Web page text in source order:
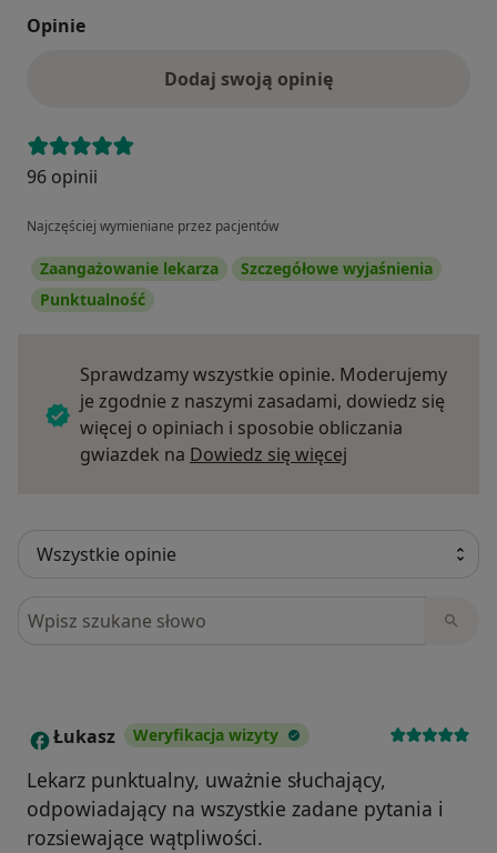
Opinie
Dodaj swoją opinię
96 opinii
Najczęściej wymieniane przez pacjentów
Zaangażowanie lekarza
Szczegółowe wyjaśnienia
Punktualność
Sprawdzamy wszystkie opinie. Moderujemy
je zgodnie z naszymi zasadami, dowiedz się
więcej o opiniach i sposobie obliczania
gwiazdek na Dowiedz się więcej
Szukaj w opiniach
Ł Łukasz Weryfikacja wizyty
Lekarz punktualny, uważnie słuchający,
odpowiadający na wszystkie zadane pytania i
rozsiewające wątpliwości.